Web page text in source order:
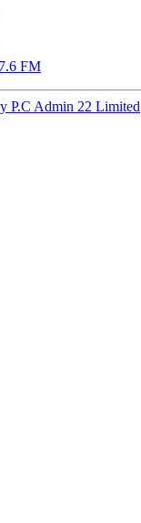
FM
P.C Admin 22 Limited